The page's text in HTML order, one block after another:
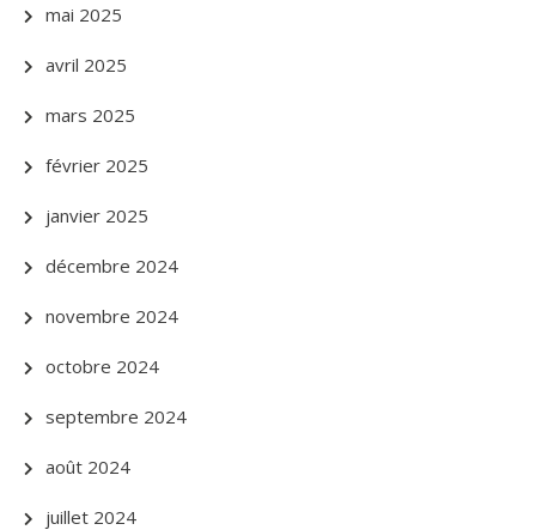
mai 2025
avril 2025
mars 2025
février 2025
janvier 2025
décembre 2024
novembre 2024
octobre 2024
septembre 2024
août 2024
juillet 2024